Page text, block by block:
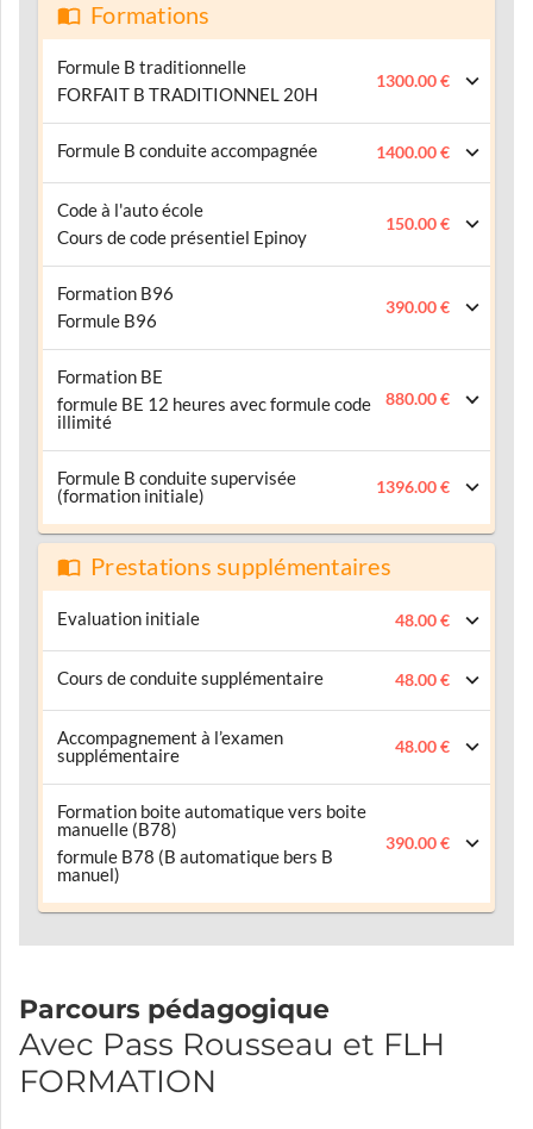
Formations
Formule B traditionnelle
FORFAIT B TRADITIONNEL 20H
1300.00 €
Formule B conduite accompagnée 1400.00 €
Code à l'auto école
Cours de code présentiel Epinoy
150.00 €
Formation B96
Formule B96
390.00 €
Formation BE
formule BE 12 heures avec formule code
illimité
880.00 €
Formule B conduite supervisée
(formation initiale)
1396.00 €
Prestations supplémentaires
Evaluation initiale 48.00 €
Cours de conduite supplémentaire 48.00 €
Accompagnement à l’examen
supplémentaire
48.00 €
Formation boite automatique vers boite
manuelle (B78)
formule B78 (B automatique bers B
manuel)
390.00 €
Parcours pédagogique
Avec Pass Rousseau et FLH
FORMATION